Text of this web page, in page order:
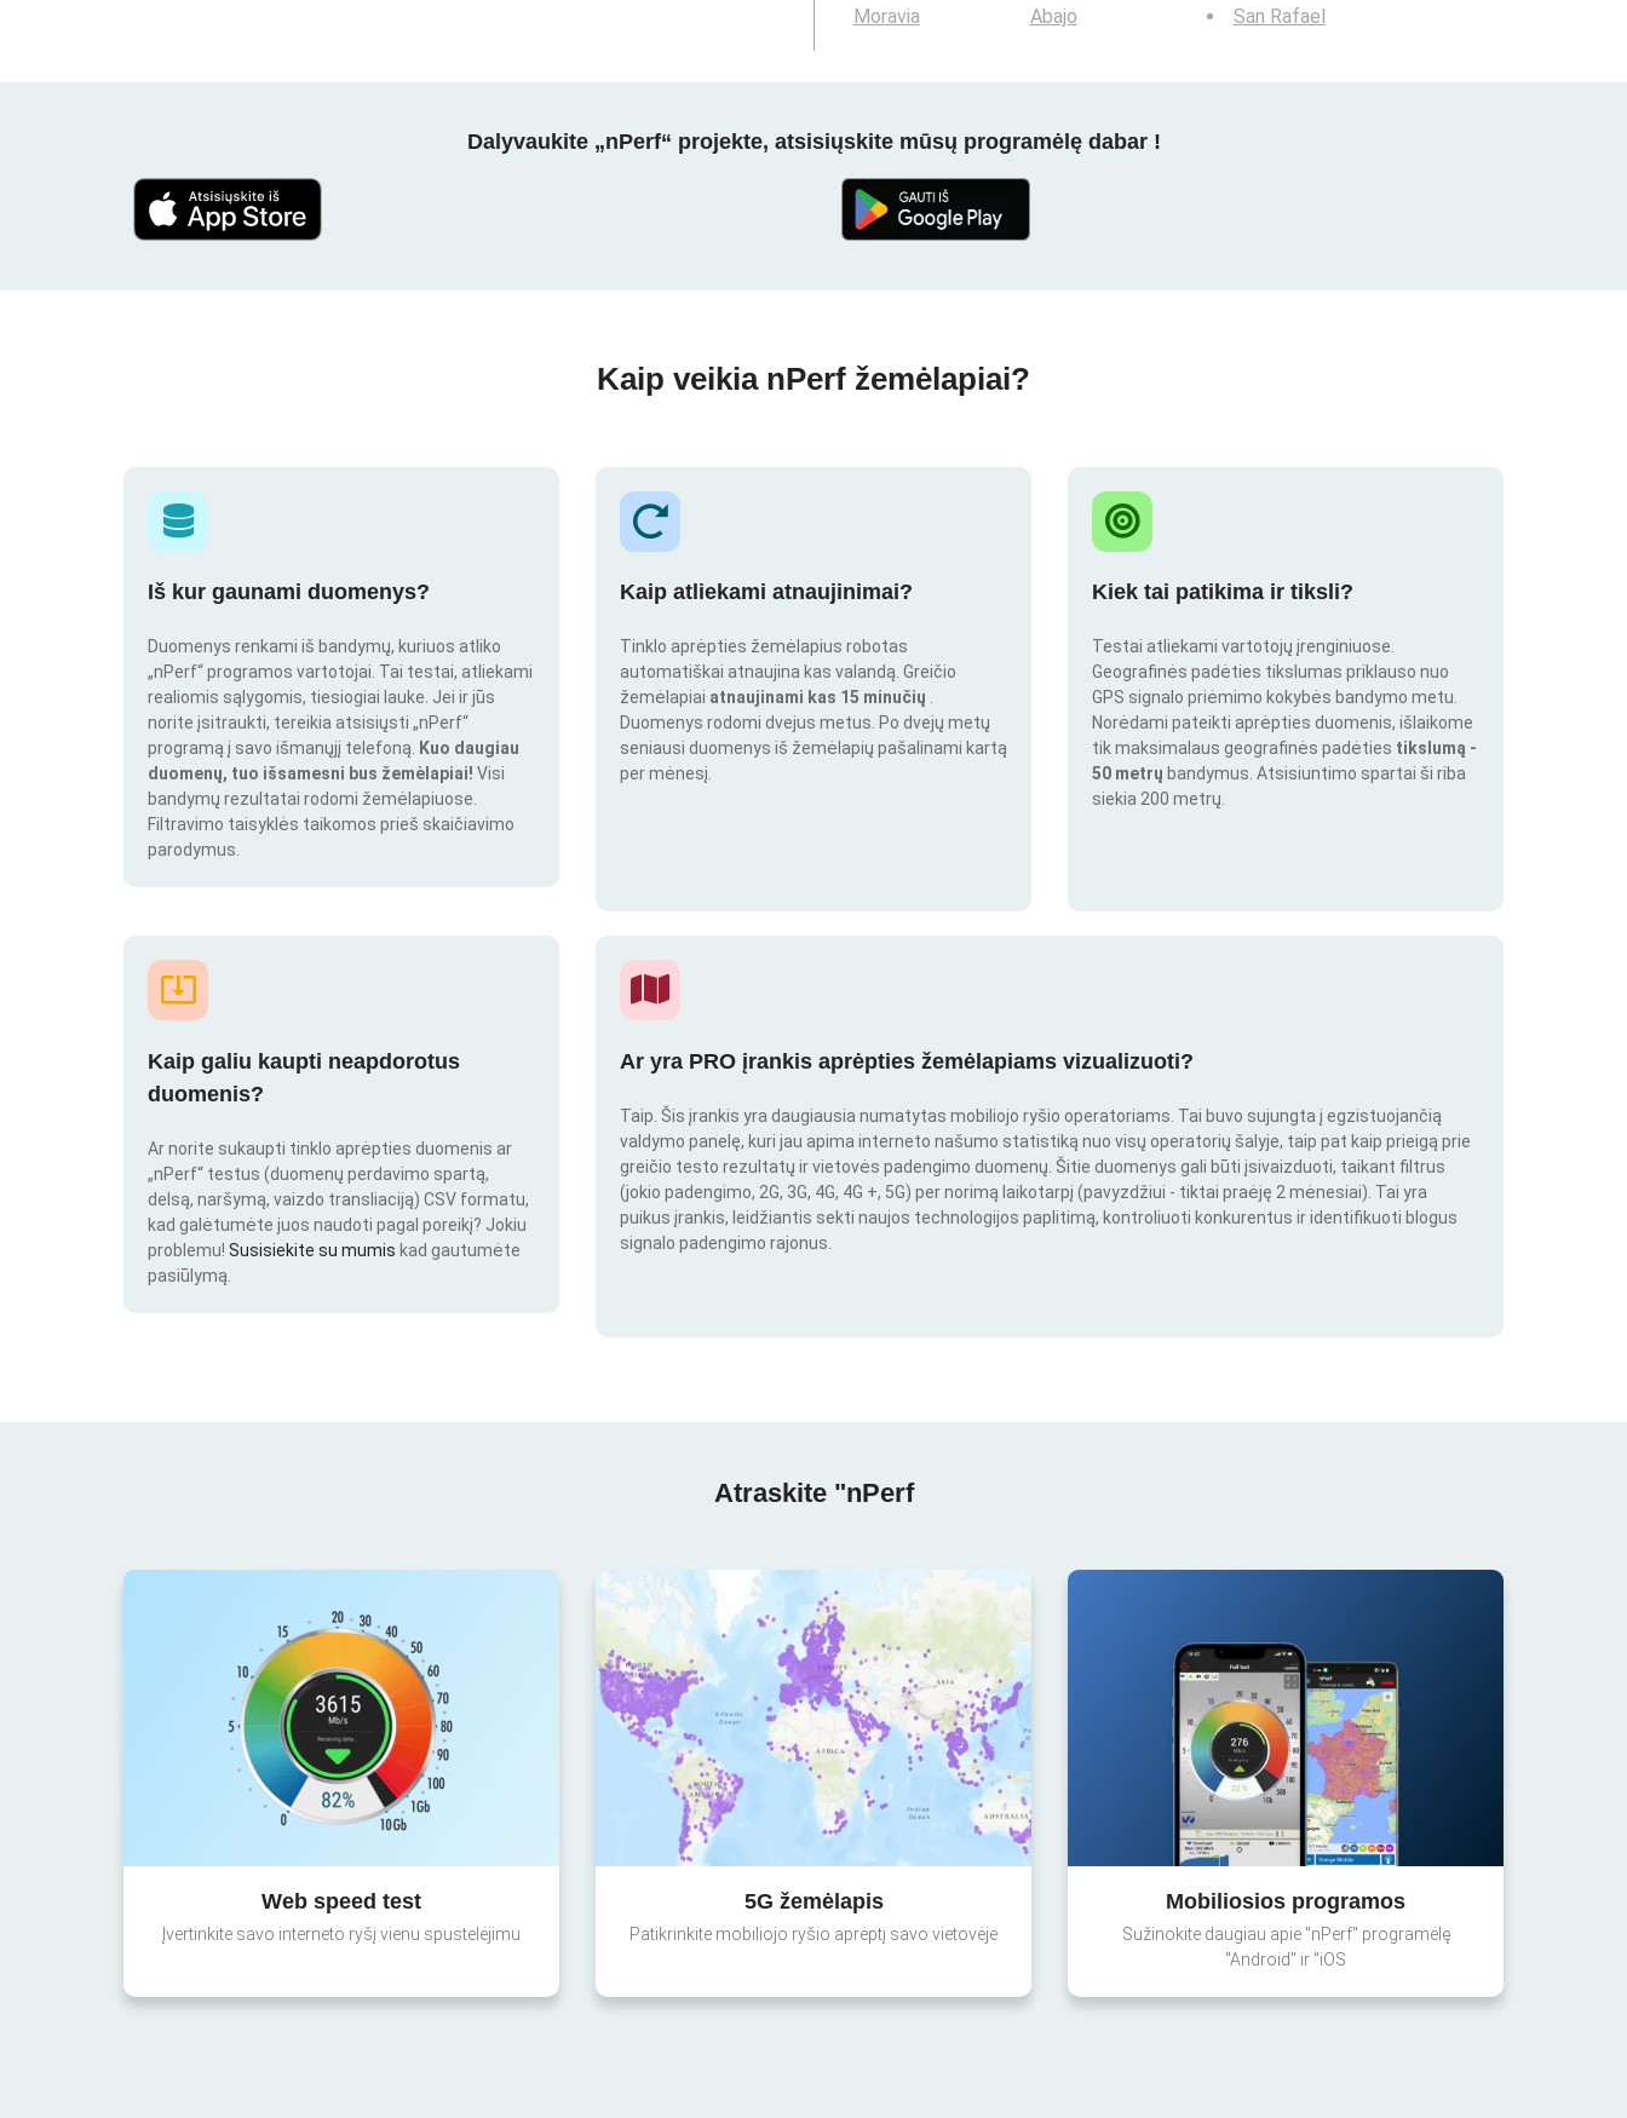
Moravia
Abajo
San Rafael
Dalyvaukite „nPerf“ projekte, atsisiųskite mūsų programėlę dabar !
Kaip veikia nPerf žemėlapiai?
Iš kur gaunami duomenys?
Duomenys renkami iš bandymų, kuriuos atliko
„nPerf“ programos vartotojai. Tai testai, atliekami
realiomis sąlygomis, tiesiogiai lauke. Jei ir jūs
norite įsitraukti, tereikia atsisiųsti „nPerf“
programą į savo išmanųjį telefoną.
Kuo daugiau
duomenų, tuo išsamesni bus žemėlapiai! Visi
bandymų rezultatai rodomi žemėlapiuose.
Filtravimo taisyklės taikomos prieš skaičiavimo
parodymus.
Kaip atliekami atnaujinimai?
Tinklo aprėpties žemėlapius robotas
automatiškai atnaujina kas valandą. Greičio
žemėlapiai atnaujinami kas 15 minučių
Duomenys rodomi dvejus metus. Po dvejų metų
seniausi duomenys iš žemėlapių pašalinami kartą
per mėnesį.
Kiek tai patikima ir tiksli?
Testai atliekami vartotojų įrenginiuose.
Geografinės padėties tikslumas priklauso nuo
GPS signalo priėmimo kokybės bandymo metu.
Norėdami pateikti aprėpties duomenis, išlaikome
tik maksimalaus geografinės padėties tikslumą -
50 metrų bandymus. Atsisiuntimo spartai ši riba
siekia 200 metrų.
Kaip galiu kaupti neapdorotus
duomenis?
Ar norite sukaupti tinklo aprėpties duomenis ar
„nPerf“ testus (duomenų perdavimo spartą,
delsą, naršymą, vaizdo transliaciją) CSV formatu,
kad galėtumėte juos naudoti pagal poreikį? Jokiu
problemu! Susisiekite su mumis kad gautumėte
pasiūlymą.
Ar yra PRO įrankis aprėpties žemėlapiams vizualizuoti?
Taip. Šis įrankis yra daugiausia numatytas mobiliojo ryšio operatoriams. Tai buvo sujungta į egzistuojančią
valdymo panelę, kuri jau apima interneto našumo statistiką nuo visų operatorių šalyje, taip pat kaip prieigą prie
greičio testo rezultatų ir vietovės padengimo duomenų. Šitie duomenys gali būti įsivaizduoti, taikant filtrus
(jokio padengimo, 2G, 3G, 4G, 4G +, 5G) per norimą laikotarpį (pavyzdžiui - tiktai praėję 2 mėnesiai). Tai yra
puikus įrankis, leidžiantis sekti naujos technologijos paplitimą, kontroliuoti konkurentus ir identifikuoti blogus
signalo padengimo rajonus.
Atraskite "nPerf
Web speed test
Įvertinkite savo interneto ryšį vienu spustelėjimu
5G žemėlapis
Patikrinkite mobiliojo ryšio aprėptį savo vietovėje
Mobiliosios programos
Sužinokite daugiau apie "nPerf" programėlę
"Android" ir "iOS